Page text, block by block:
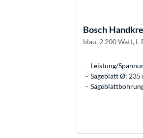
Bosch
blau, 2.200 Watt,
Leistung/
Sägeblatt Ø: 235